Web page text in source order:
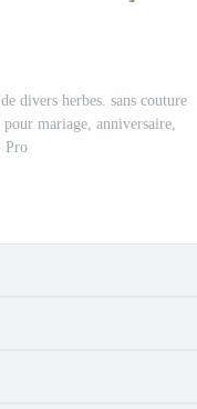
divers herbes. sans couture
mariage, anniversaire,
Pro